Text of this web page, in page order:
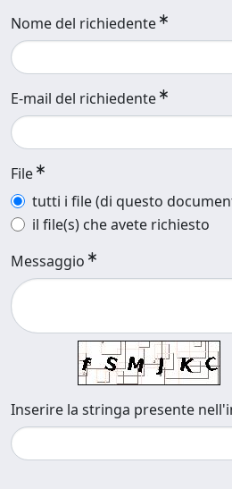
Nome del richiedente
E-mail del richiedente
File
tutti i file (di questo
il file(s) che avete richiesto
Messaggio
Inserire la stringa presente